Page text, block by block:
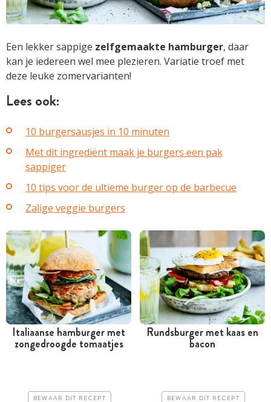
Een lekker sappige zelfgemaakte hamburger, daar
kan je iedereen wel mee plezieren. Variatie troef met
deze leuke zomervarianten!
Lees ook:
10 burgersausjes in 10 minuten
Met dit ingrediënt maak je burgers een pak
sappiger
10 tips voor de ultieme burger op de barbecue
Zalige veggie burgers
Tussen 30 minuten en 1
Italiaanse hamburger met
zongedroogde tomaatjes
BEWAAR DIT RECEPT
Tussen 30 minuten en 1
Rundsburger met kaas en
bacon
BEWAAR DIT RECEPT